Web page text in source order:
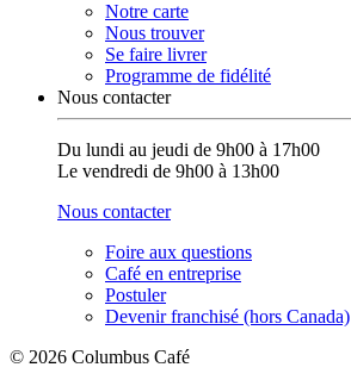
Notre carte
Nous trouver
Se faire livrer
Programme de fidélité
Nous contacter
Du lundi au jeudi de 9h00 à 17h00
Le vendredi de 9h00 à 13h00
Nous contacter
Foire aux questions
Café en entreprise
Postuler
Devenir franchisé (hors Canada)
© 2026 Columbus Café